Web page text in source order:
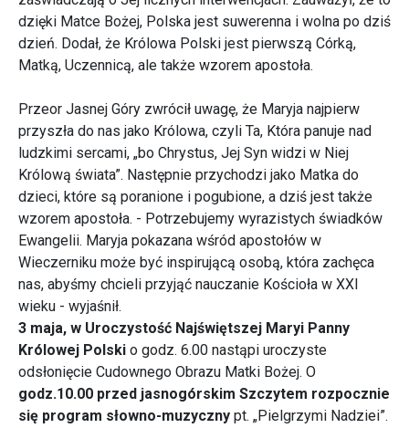
dzięki Matce Bożej, Polska jest suwerenna i wolna po dziś
dzień. Dodał, że Królowa Polski jest pierwszą Córką,
Matką, Uczennicą, ale także wzorem apostoła.
Przeor Jasnej Góry zwrócił uwagę, że Maryja najpierw
przyszła do nas jako Królowa, czyli Ta, Która panuje nad
ludzkimi sercami, „bo Chrystus, Jej Syn widzi w Niej
Królową świata”. Następnie przychodzi jako Matka do
dzieci, które są poranione i pogubione, a dziś jest także
wzorem apostoła. - Potrzebujemy wyrazistych świadków
Ewangelii. Maryja pokazana wśród apostołów w
Wieczerniku może być inspirującą osobą, która zachęca
nas, abyśmy chcieli przyjąć nauczanie Kościoła w XXI
wieku - wyjaśnił.
3 maja, w Uroczystość Najświętszej Maryi Panny
Królowej Polski o godz. 6.00 nastąpi uroczyste
odsłonięcie Cudownego Obrazu Matki Bożej. O
godz.10.00 przed jasnogórskim Szczytem rozpocznie
się program słowno-muzyczny pt. „Pielgrzymi Nadziei”.